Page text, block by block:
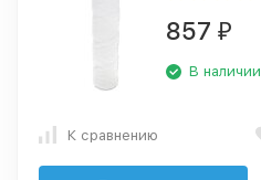
857 ₽
В наличии
К сравнению